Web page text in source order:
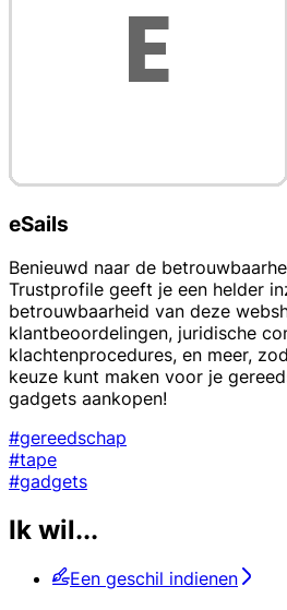
eSails
Benieuwd naar de
Trustprofile geeft je een helder
betrouwbaarheid van deze
klantbeoordelingen, juridische
klachtenprocedures, en meer,
keuze kunt maken voor je
gadgets aankopen!
#gereedschap
#tape
#gadgets
Ik wil...
Een geschil indienen